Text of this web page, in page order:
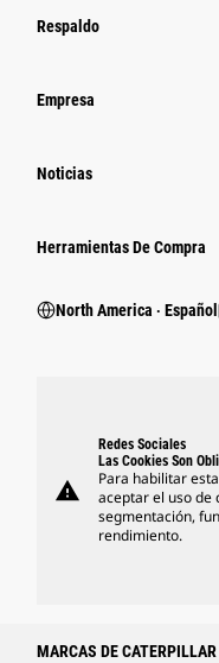
Respaldo
Empresa
Noticias
Herramientas De Compra
North America ‧ Español
warning
Redes Sociales
Las Cookies Son
Para habilitar
aceptar el uso de
segmentación,
rendimiento.
MARCAS DE CATERPILLAR